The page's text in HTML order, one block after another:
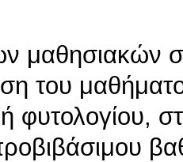
μαθησιακών
του
φυτολογίου,